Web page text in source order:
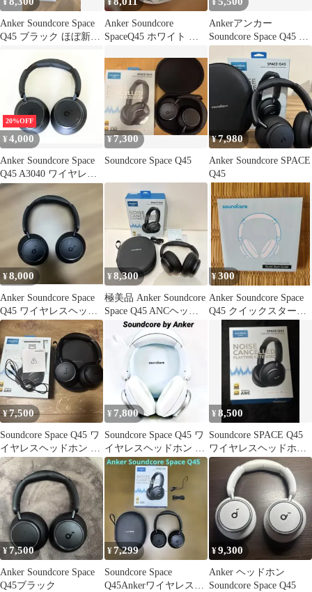
Anker Soundcore Space
Q45 ブラック ほぼ新品
Anker Soundcore
SpaceQ45 ホワイト ケ
Ankerアンカー
Soundcore Space Q45 ワ
イヤレスヘッドホン
20%OFF
¥ 4,000
Anker Soundcore Space
Q45 A3040 ワイヤレス
ヘッドホン☆0518-
585/80・JN
¥7,300
Soundcore Space Q45
¥7,980
Anker Soundcore SPACE
Q45
¥8,000
Anker Soundcore Space
Q45 ワイヤレスヘッド
ホン 本体
¥8,300
極美品 Anker Soundcore
Space Q45 ANCヘッド
ホン
¥300
Anker Soundcore Space
Q45 クイックスタート
¥7,500
Soundcore Space Q45 ワ
イヤレスヘッドホン 本
体
¥ 7,800
Soundcore Space Q45 ワ
イヤレスヘッドホン 本
体 Anker
¥8,500
Soundcore SPACE Q45
ワイヤレスヘッドホン
本体のみ
¥7,500
Anker Soundcore Space
Q45ブラック
¥7,299
Soundcore Space
Q45Ankerワイヤレスヘ
¥9,300
Anker ヘッドホン
Soundcore Space Q45